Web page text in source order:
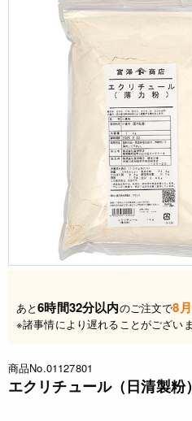
あと6時間32分以内のご注文で8
※諸事情により遅れることがございま
商品No.01127801
エクリチュール（日清製粉